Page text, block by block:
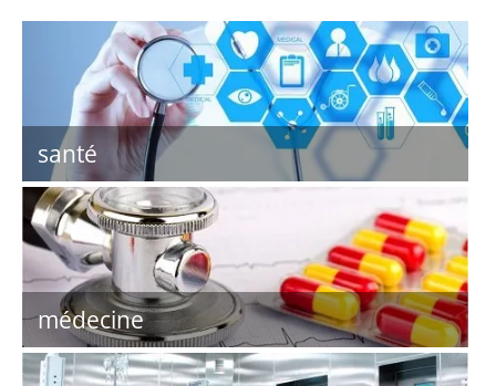
santé
médecine